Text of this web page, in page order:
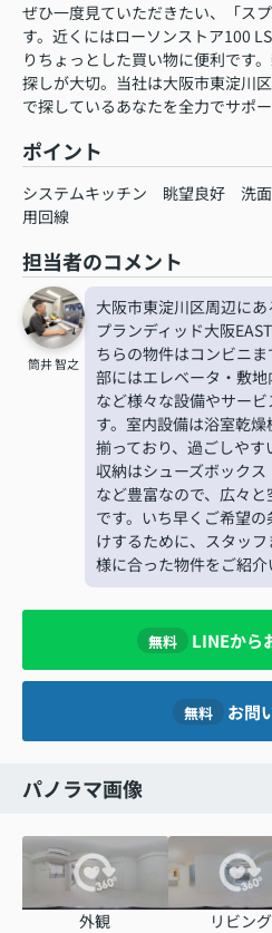
ぜひ一度見ていただきたい、「ス
す。近くにはローソンストア100
りちょっとした買い物に便利です
探しが大切。当社は大阪市東淀川
で探しているあなたを全力でサポ
ポイント
システムキッチン 眺望良好 洗
用回線
担当者のコメント
筒井 智之
大阪市東淀川区周辺に
プランディッド大阪
ちらの物件はコンビニ
部にはエレベータ・敷
など様々な設備やサー
す。室内設備は浴室乾
揃っており、過ごしやす
収納はシューズボック
など豊富なので、広々
です。いち早くご希望
けするために、スタッ
様に合った物件をご紹
無料 LINEから
無料 お問
パノラマ画像
外観 リビング